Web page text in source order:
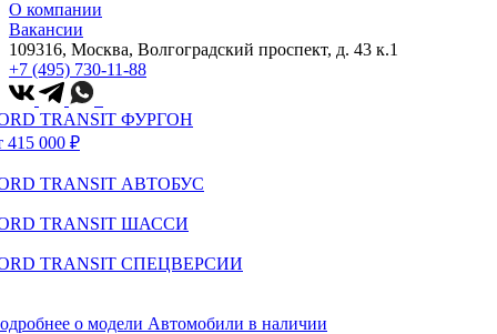
О компании
Вакансии
109316, Москва, Волгоградский проспект, д. 43 к.1
+7 (495) 730-11-88
TRANSIT ФУРГОН
415 000 ₽
TRANSIT АВТОБУС
TRANSIT ШАССИ
TRANSIT СПЕЦВЕРСИИ
о модели Автомобили в наличии